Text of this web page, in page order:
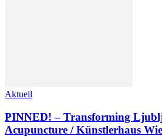
Aktuell
PINNED! – Transforming
Acupuncture / Künstlerhaus